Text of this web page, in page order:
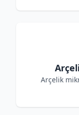
Arçelik